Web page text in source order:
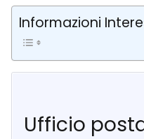
Informazioni
Ufficio